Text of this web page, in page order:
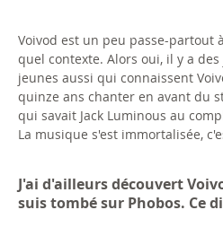
Voivod est un peu passe-
quel contexte. Alors oui, il y a
jeunes aussi qui connaissent
quinze ans chanter en avant du
qui savait Jack Luminous au
La musique s'est immortalisée,
J'ai d'ailleurs découvert
suis tombé sur Phobos. Ce